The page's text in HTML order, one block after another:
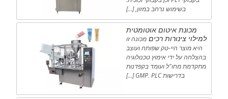
בשימוש נרחב במזון, […]
מכונת איטום אוטומטית
למילוי צינורות רכים מכונה זו
היא מוצר היי-טק שפותח ועוצב
בהצלחה על ידי אימוץ טכנולוגיה
מתקדמת מחו"ל ועומד בקפדנות
בדרישות GMP. PLC […]